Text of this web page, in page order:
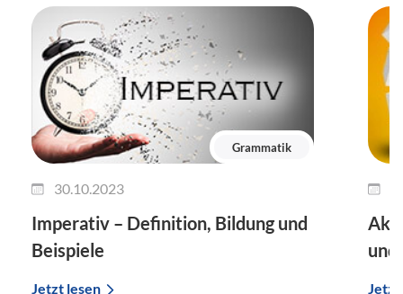
Grammatik
30.10.2023
Imperativ – Definition, Bildung und
Beispiele
Jetzt lesen
und
Jetzt